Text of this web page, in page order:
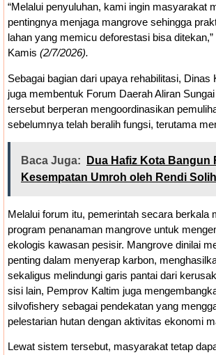
“Melalui penyuluhan, kami ingin masyarakat
pentingnya menjaga mangrove sehingga
lahan yang memicu deforestasi bisa
Kamis (2/7/2026).
Sebagai bagian dari upaya rehabilitasi, Dinas
juga membentuk Forum Daerah Aliran
tersebut berperan mengoordinasikan
sebelumnya telah beralih fungsi, terutama
Baca Juga:
Dua Hafiz Kota Bangun
Kesempatan Umroh oleh Rendi
Melalui forum itu, pemerintah secara berkala
program penanaman mangrove untuk
ekologis kawasan pesisir. Mangrove dinilai
penting dalam menyerap karbon,
sekaligus melindungi garis pantai dari
sisi lain, Pemprov Kaltim juga
silvofishery sebagai pendekatan yang
pelestarian hutan dengan aktivitas ekonomi
Lewat sistem tersebut, masyarakat tetap